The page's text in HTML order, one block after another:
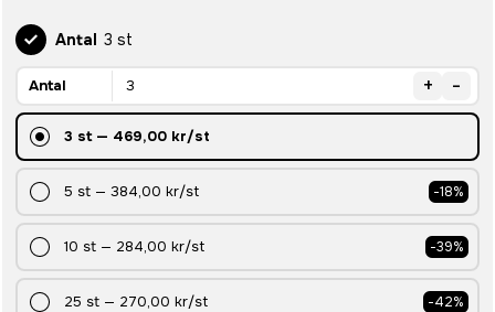
Antal 3 st
Antal + -
3 st— 469,00 kr/st
5 st — 384,00 kr/st -18%
10 st — 284,00 kr/st -39%
25 st — 270,00 kr/st -42%